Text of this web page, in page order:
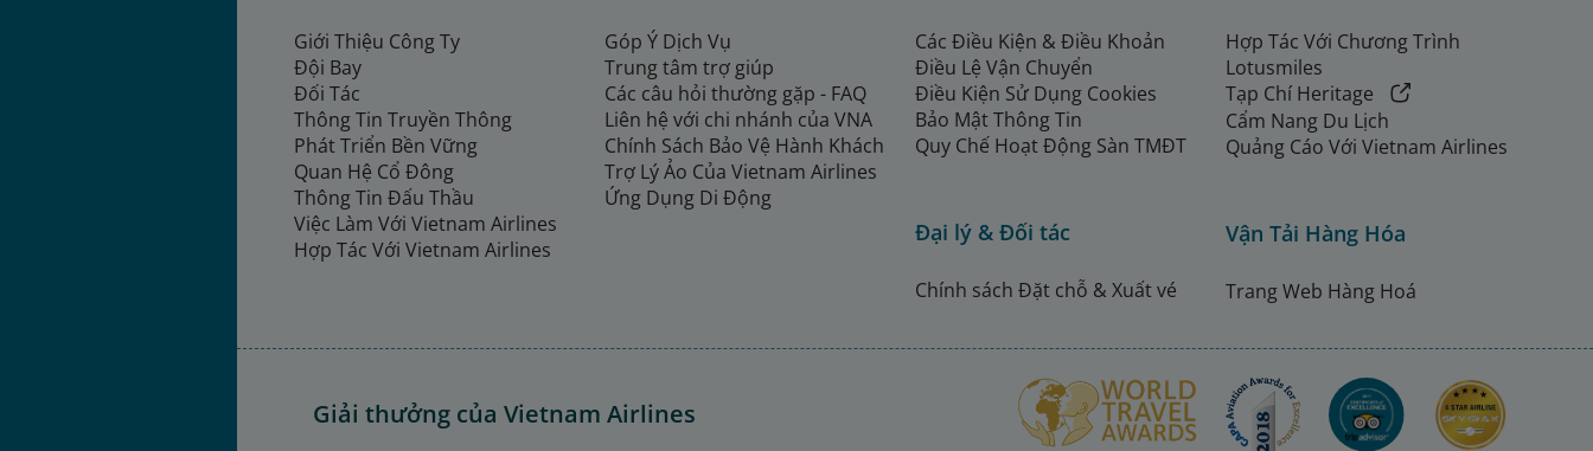
Giới Thiệu Công Ty
Đội Bay
Đối Tác
Thông Tin Truyền Thông
Phát Triển Bền Vững
Quan Hệ Cổ Đông
Thông Tin Đấu Thầu
Việc Làm Với Vietnam Airlines
Hợp Tác Với Vietnam Airlines
Góp Ý Dịch Vụ
Trung tâm trợ giúp
Các câu hỏi thường gặp - FAQ
Liên hệ với chi nhánh của VNA
Chính Sách Bảo Vệ Hành Khách
Trợ Lý Ảo Của Vietnam Airlines
Ứng Dụng Di Động
Các Điều Kiện & Điều Khoản
Điều Lệ Vận Chuyển
Điều Kiện Sử Dụng Cookies
Bảo Mật Thông Tin
Quy Chế Hoạt Động Sàn TMĐT
Đại lý & Đối tác
Chính sách Đặt chỗ & Xuất vé
Hợp Tác Với Chương Trình
Lotusmiles
Tạp Chí Heritage
Cẩm Nang Du Lịch
Quảng Cáo Với Vietnam Airlines
Vận Tải Hàng Hóa
Trang Web Hàng Hoá
Giải thưởng của Vietnam Airlines